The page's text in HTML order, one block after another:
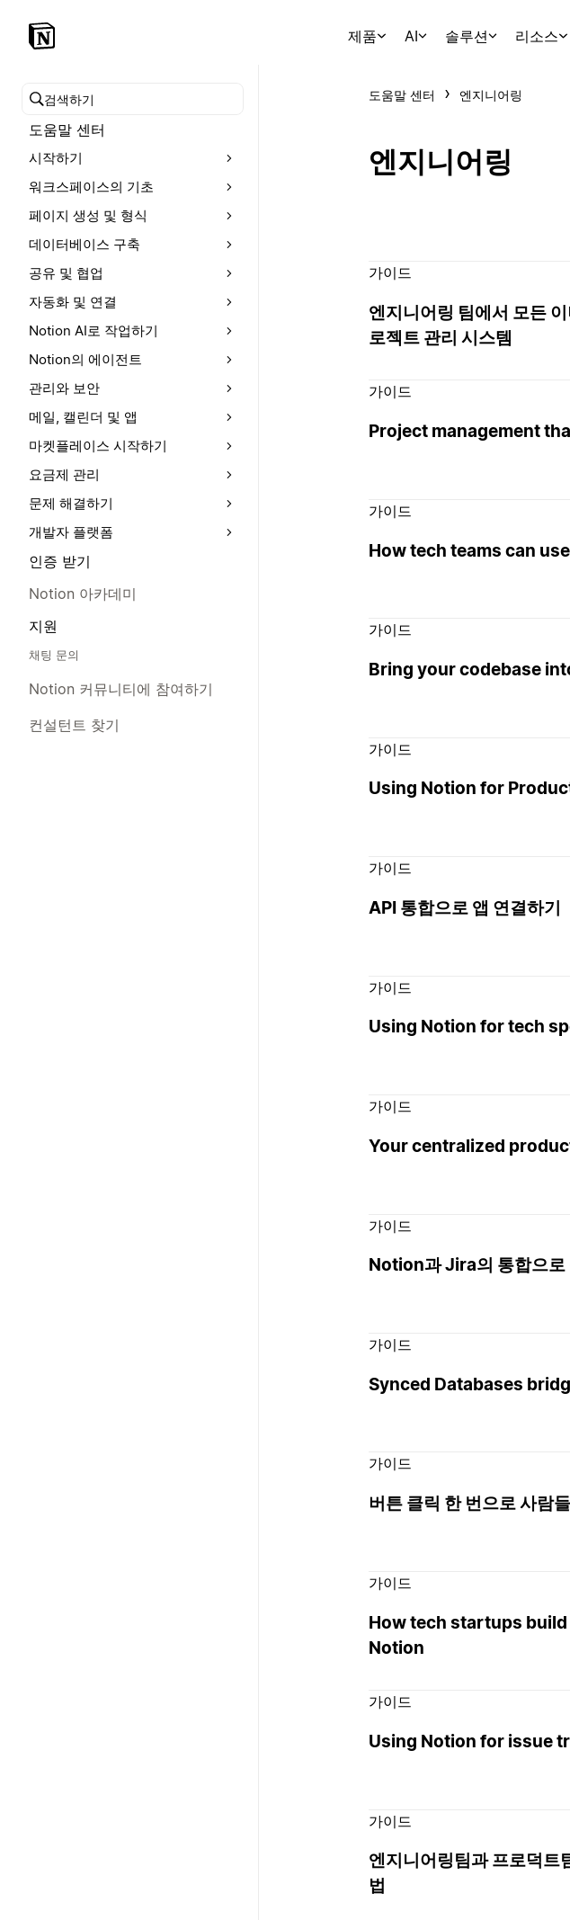
제품 AI 솔루션 리소스
도움말 센터 검색
도움말 센터
시작하기
워크스페이스의 기초
페이지 생성 및 형식
데이터베이스 구축
공유 및 협업
자동화 및 연결
Notion AI로 작업하기
Notion의 에이전트
관리와 보안
메일, 캘린더 및 앱
마켓플레이스 시작하기
요금제 관리
문제 해결하기
개발자 플랫폼
인증 받기
Notion 아카데미
지원
채팅 문의
Notion 커뮤니티에 참여하기
컨설턴트 찾기
도움말 센터 엔지니어링
엔지니어링
가이드
엔지니어링 팀에서 모든
로젝트 관리 시스템
가이드
Project management
가이드
How tech teams can
가이드
Bring your codebase
가이드
Using Notion for
가이드
API 통합으로 앱 연결하기
가이드
Using Notion for tech
가이드
Your centralized
가이드
Notion과 Jira의 통합으로
가이드
Synced Databases
가이드
버튼 클릭 한 번으로 사람
가이드
How tech startups
Notion
가이드
Using Notion for issue
가이드
엔지니어링팀과 프로덕트
법